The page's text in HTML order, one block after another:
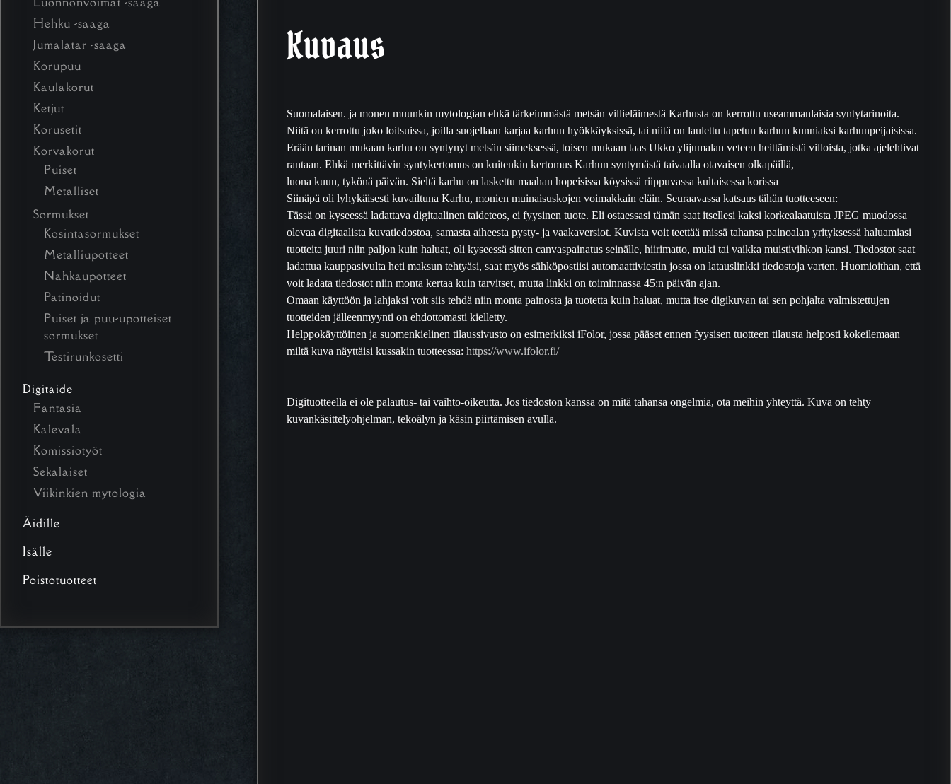
Hehku -saaga
Jumalatar -saaga
Korupuu
Kaulakorut
Ketjut
Korusetit
Korvakorut
Puiset
Metalliset
Sormukset
Kosintasormukset
Metalliupotteet
Nahkaupotteet
Patinoidut
Puiset ja puu-upotteiset
sormukset
Testirunkosetti
Digitaide
Fantasia
Kalevala
Komissiotyöt
Sekalaiset
Viikinkien mytologia
Äidille
Isälle
Poistotuotteet
s
,
i
i
i
Kuvaus
Suomalaisen. ja monen muunkin mytologian ehkä tärkeimmästä metsän villieläimestä Karhusta on kerrottu useammanlaisia syntytarinoita.
Niitä on kerrottu joko loitsuissa, joilla suojellaan karjaa karhun hyökkäyksissä, tai niitä on laulettu tapetun karhun kunniaksi karhunpeijaisissa.
Erään tarinan mukaan karhu on syntynyt metsän siimeksessä, toisen mukaan taas Ukko ylijumalan veteen heittämistä villoista, jotka ajelehtivat
rantaan. Ehkä merkittävin syntykertomus on kuitenkin kertomus Karhun syntymästä taivaalla otavaisen olkapäillä,
luona kuun, tykönä päivän. Sieltä karhu on laskettu maahan hopeisissa köysissä riippuvassa kultaisessa korissa
Siinäpä oli lyhykäisesti kuvailtuna Karhu, monien muinaisuskojen voimakkain eläin. Seuraavassa katsaus tähän tuotteeseen:
Tässä on kyseessä ladattava digitaalinen taideteos, ei fyysinen tuote. Eli ostaessasi tämän saat itsellesi kaksi korkealaatuista JPEG muodossa
olevaa digitaalista kuvatiedostoa, samasta aiheesta pysty- ja vaakaversiot. Kuvista voit teettää missä tahansa painoalan yrityksessä haluamiasi
tuotteita juuri niin paljon kuin haluat, oli kyseessä sitten canvaspainatus seinälle, hiirimatto, muki tai vaikka muistivihkon kansi. Tiedostot saat
ladattua kauppasivulta heti maksun tehtyäsi, saat myös sähköpostiisi automaattiviestin jossa on latauslinkki tiedostoja varten. Huomioithan, että
voit ladata tiedostot niin monta kertaa kuin tarvitset, mutta linkki on toiminnassa 45:n päivän ajan.
Omaan käyttöön ja lahjaksi voit siis tehdä niin monta painosta ja tuotetta kuin haluat, mutta itse digikuvan tai sen pohjalta valmistettujen
tuotteiden jälleenmyynti on ehdottomasti kielletty.
Helppokäyttöinen ja suomenkielinen tilaussivusto on esimerkiksi iFolor, jossa pääset ennen fyysisen tuotteen tilausta helposti kokeilemaan
miltä kuva näyttäisi kussakin tuotteessa: https://www.ifolor.fi/
Digituotteella ei ole palautus- tai vaihto-oikeutta. Jos tiedoston kanssa on mitä tahansa ongelmia, ota meihin yhteyttä. Kuva on tehty
kuvankäsittelyohjelman, tekoälyn ja käsin piirtämisen avulla.